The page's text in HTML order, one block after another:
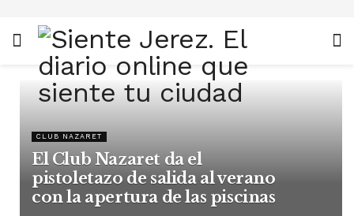
CLUB NAZARET
El Club Nazaret da el
pistoletazo de salida al verano
con la apertura de las piscinas